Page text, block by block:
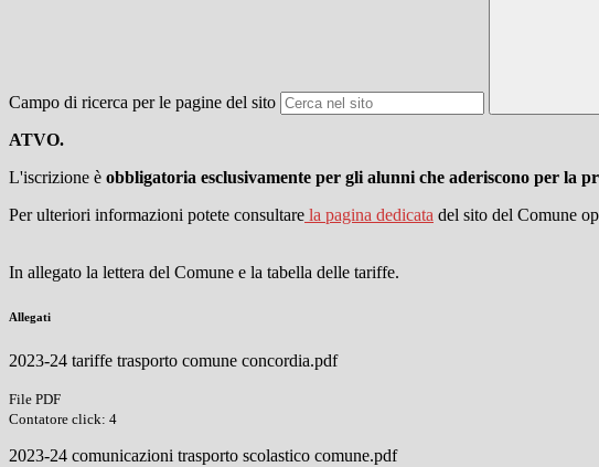
Campo di ricerca per le pagine del sito
ATVO.
L'iscrizione è obbligatoria esclusivamente per gli alunni che aderiscono per la
Per ulteriori informazioni potete consultare la pagina dedicata del sito del Comune
In allegato la lettera del Comune e la tabella delle tariffe.
Allegati
2023-24 tariffe trasporto comune concordia.pdf
File PDF
Contatore click: 4
2023-24 comunicazioni trasporto scolastico comune.pdf